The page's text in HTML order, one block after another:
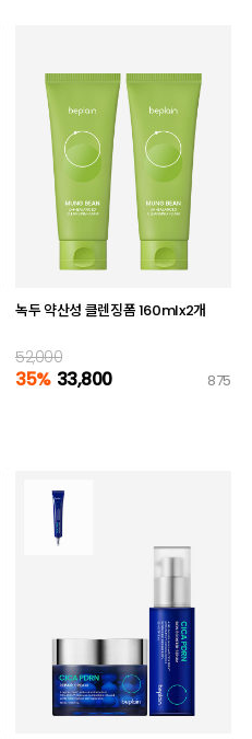
녹두 약산성 클렌징폼 160mlx2개
52,000
35% 33,800 875